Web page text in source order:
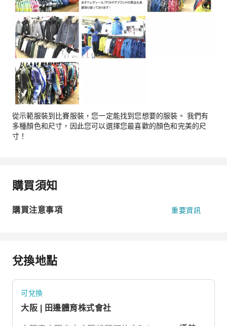
從示範服裝到比賽服裝，您一定能找到您想要的服裝。 我們有
多種顏色和尺寸，因此您可以選擇您最喜歡的顏色和完美的尺
寸！
購買須知
購買注意事項 重要資訊
兌換地點
可兌換
大阪 | 田邊體育株式會社